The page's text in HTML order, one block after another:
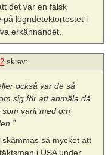
det var en falsk
på lögndetektortestet i
erkännandet.
skrev:
också var de så
sig för att anmäla då.
varit med om
så mycket att
i USA under